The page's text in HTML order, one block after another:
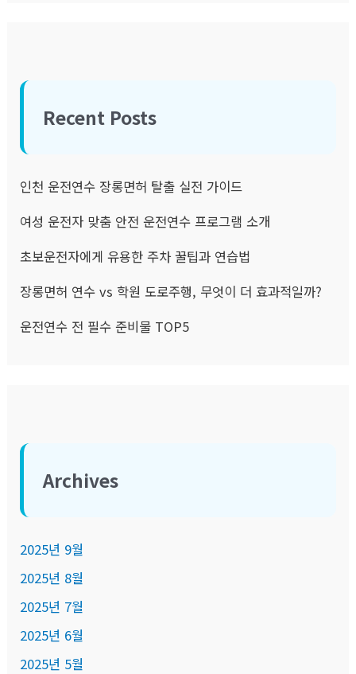
Recent Posts
인천 운전연수 장롱면허 탈출 실전 가이드
여성 운전자 맞춤 안전 운전연수 프로그램 소개
초보운전자에게 유용한 주차 꿀팁과 연습법
장롱면허 연수 vs 학원 도로주행, 무엇이 더 효과적일까?
운전연수 전 필수 준비물 TOP5
Archives
2025년 9월
2025년 8월
2025년 7월
2025년 6월
2025년 5월